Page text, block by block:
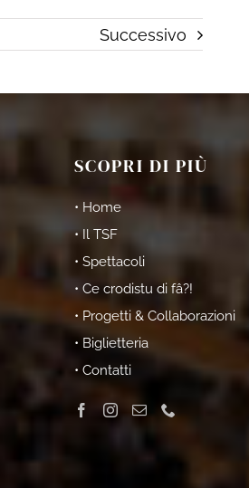
Successivo
SCOPRI DI PIÙ
• Home
• Il TSF
• Spettacoli
• Ce crodistu di fâ?!
• Progetti & Collaborazioni
• Biglietteria
• Contatti